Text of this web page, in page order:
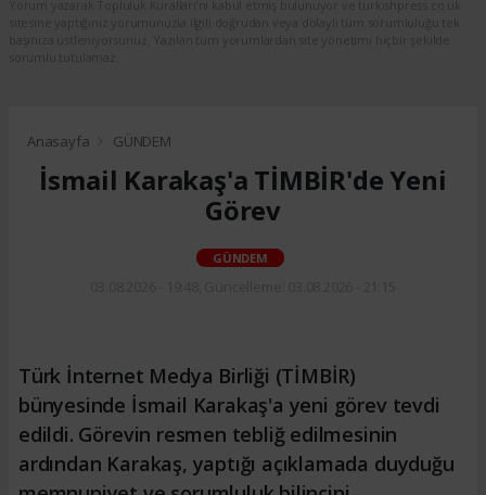
Anasayfa GÜNDEM
İsmail Karakaş'a TİMBİR'de Yeni
Görev
GÜNDEM
Türk İnternet Medya Birliği (TİMBİR)
bünyesinde İsmail Karakaş'a yeni görev tevdi
edildi. Görevin resmen tebliğ edilmesinin
ardından Karakaş, yaptığı açıklamada duyduğu